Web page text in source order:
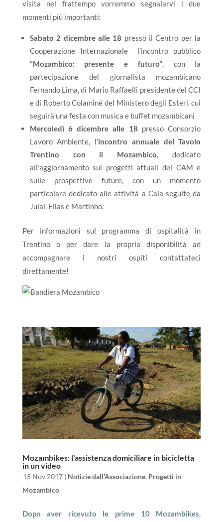
visita nel frattempo vorremmo segnalarvi i due
momenti più importanti:
Sabato 2 dicembre alle 18 presso il Centro per la
Cooperazione Internazionale l’incontro pubblico
“Mozambico: presente e futuro”, con la
partecipazione del giornalista mozambicano
Fernando Lima, di Mario Raffaelli presidente del CCI
e di Roberto Colaminé del Ministero degli Esteri, cui
seguirà una festa con musica e buffet mozambicani
Mercoledì 6 dicembre alle 18 presso Consorzio
Lavoro Ambiente, l’incontro annuale del Tavolo
Trentino con il Mozambico, dedicato
all’aggiornamento sui progetti attuali del CAM e
sulle prospettive future, con un momento
particolare dedicato alle attività a Caia seguite da
Julai, Elias e Martinho.
Per informazioni sul programma di ospitalità in
Trentino o per dare la propria disponibilità ad
accompagnare i nostri ospiti contattateci
direttamente!
Mozambikes: l'assistenza domiciliare in bicicletta
in un video
15 Nov 2017| Notizie dall'Associazione, Progetti in
Mozambico
Dopo aver ricevuto le prime 10 Mozambikes,